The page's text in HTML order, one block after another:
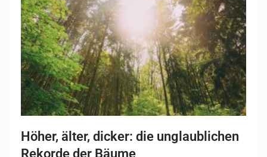
Höher, älter, dicker: die unglaublichen
Rekorde der Bäume